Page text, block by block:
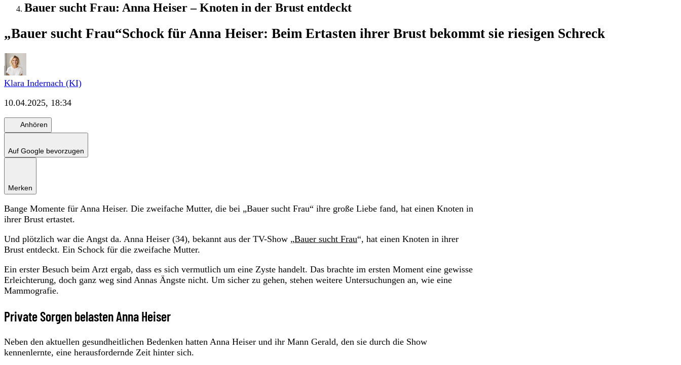
Bauer sucht Frau: Anna Heiser – Knoten in der Brust entdeckt
„Bauer sucht Frau“Schock für Anna Heiser: Beim Ertasten ihrer Brust bekommt sie riesigen Schreck
Klara Indernach (KI)
10.04.2025, 18:34
Anhören
Auf Google bevorzugen
Merken
Bange Momente für Anna Heiser. Die zweifache Mutter, die bei „Bauer sucht Frau“ ihre große Liebe fand, hat einen Knoten in
ihrer Brust ertastet.
Und plötzlich war die Angst da. Anna Heiser (34), bekannt aus der TV-Show „Bauer sucht Frau“, hat einen Knoten in ihrer
Brust entdeckt. Ein Schock für die zweifache Mutter.
Ein erster Besuch beim Arzt ergab, dass es sich vermutlich um eine Zyste handelt. Das brachte im ersten Moment eine gewisse
Erleichterung, doch ganz weg sind Annas Ängste nicht. Um sicher zu gehen, stehen weitere Untersuchungen an, wie eine
Mammografie.
Private Sorgen belasten Anna Heiser
Neben den aktuellen gesundheitlichen Bedenken hatten Anna Heiser und ihr Mann Gerald, den sie durch die Show
kennenlernte, eine herausfordernde Zeit hinter sich.